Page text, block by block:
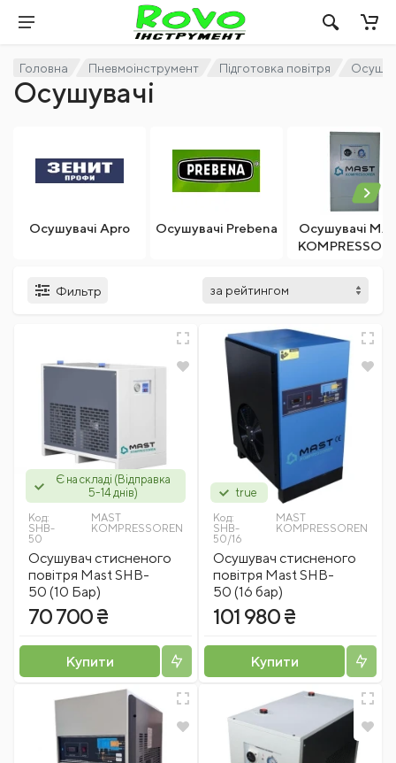
Головна Пневмоінструмент Підготовка повітря
Осушувачі
Осушувачі Apro Осушувачі Prebena
Осушувачі
Фильтр
Є на складі (Відправка
5-14 днів)
Код:
SHB-
50
MAST
KOMPRESSOREN
Осушувач стисненого
повітря Mast SHB-
50 (10 Бар)
70 700 ₴
Купити
true
Код:
SHB-
50/16
MAST
KOMPRESSOREN
Осушувач стисненого
повітря Mast SHB-
50 (16 бар)
101 980 ₴
Купити